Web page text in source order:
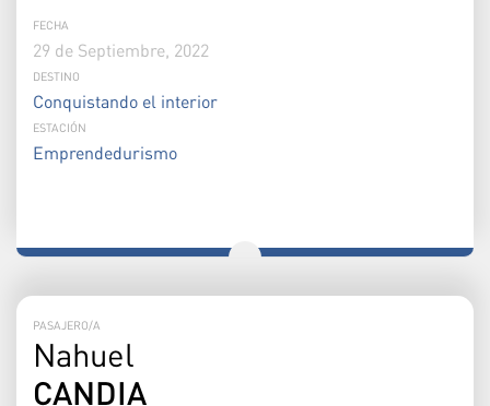
FECHA
29 de Septiembre, 2022
DESTINO
Conquistando el interior
ESTACIÓN
Emprendedurismo
PASAJERO/A
Nahuel
CANDIA